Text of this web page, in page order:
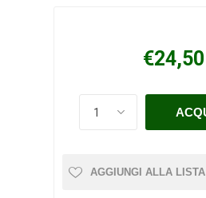
Echo
€24,50
AGGIUNGI ALLA